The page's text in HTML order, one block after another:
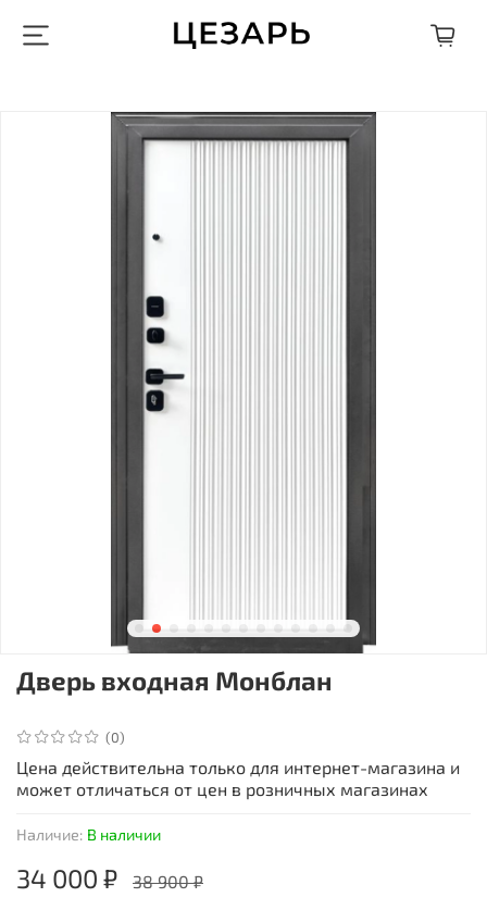
(0)
Наличие: В наличии
Дверь входная Монблан
34 000 ₽ 38 900 ₽
Цена действительна только для интернет-магазина и
может отличаться от цен в розничных магазинах